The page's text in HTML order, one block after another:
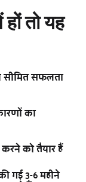
तो यह
सीमित सफलता
का
को तैयार हैं
गई 3-6 महीने